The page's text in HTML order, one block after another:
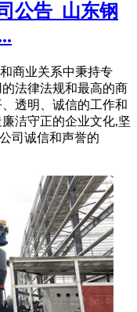
公告_山东钢
商业关系中秉持专
法律法规和最高的商
透明、诚信的工作和
洁守正的企业文化,坚
司诚信和声誉的